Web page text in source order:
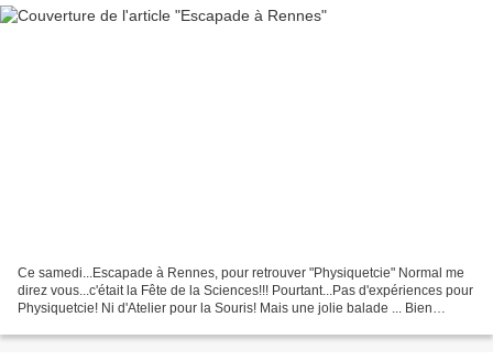
Ce samedi...Escapade à Rennes, pour retrouver "Physiquetcie" Normal me
direz vous...c'était la Fête de la Sciences!!! Pourtant...Pas d'expériences pour
Physiquetcie! Ni d'Atelier pour la Souris! Mais une jolie balade ... Bien